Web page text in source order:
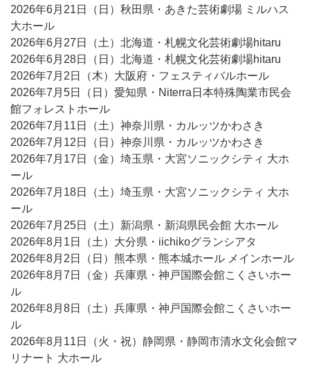
2026年6月21日（日）秋田県・あきた芸術劇場 ミルハス
大ホール
2026年6月27日（土）北海道・札幌文化芸術劇場hitaru
2026年6月28日（日）北海道・札幌文化芸術劇場hitaru
2026年7月2日（木）大阪府・フェスティバルホール
2026年7月5日（日）愛知県・Niterra日本特殊陶業市民会
館フォレストホール
2026年7月11日（土）神奈川県・カルッツかわさき
2026年7月12日（日）神奈川県・カルッツかわさき
2026年7月17日（金）埼玉県・大宮ソニックシティ 大ホ
ール
2026年7月18日（土）埼玉県・大宮ソニックシティ 大ホ
ール
2026年7月25日（土）新潟県・新潟県民会館 大ホール
2026年8月1日（土）大分県・iichikoグランシアタ
2026年8月2日（日）熊本県・熊本城ホール メインホール
2026年8月7日（金）兵庫県・神戸国際会館こくさいホー
ル
2026年8月8日（土）兵庫県・神戸国際会館こくさいホー
ル
2026年8月11日（火・祝）静岡県・静岡市清水文化会館マ
リナート 大ホール